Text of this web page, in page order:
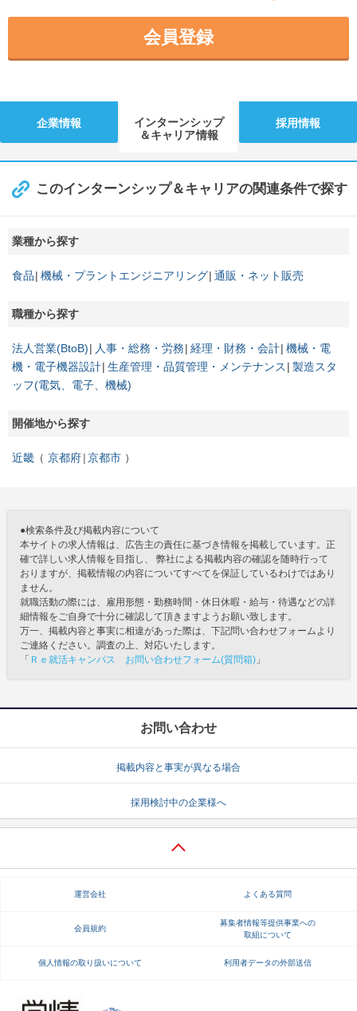
会員登録
企業情報
インターンシップ
＆キャリア情報
採用情報
このインターンシップ＆キャリアの関連条件で探す
業種から探す
食品 機械・プラントエンジニアリング 通販・ネット販売
職種から探す
法人営業(BtoB) 人事・総務・労務 経理・財務・会計 機械・電
機・電子機器設計 生産管理・品質管理・メンテナンス
製造スタ
ッフ(電気、電子、機械)
開催地から探す
近畿 京都府 京都市
●検索条件及び掲載内容について
本サイトの求人情報は、広告主の責任に基づき情報を掲載しています。正
確で詳しい求人情報を目指し、 弊社による掲載内容の確認を随時行って
おりますが、掲載情報の内容についてすべてを保証しているわけではあり
ません。
就職活動の際には、雇用形態・勤務時間・休日休暇・給与・待遇などの詳
細情報をご自身で十分に確認して頂きますようお願い致します。
万一、掲載内容と事実に相違があった際は、下記問い合わせフォームより
ご連絡ください。調査の上、対応いたします。
「 Ｒｅ就活キャンパス お問い合わせフォーム(質問箱) 」
お問い合わせ
掲載内容と事実が異なる場合
採用検討中の企業様へ
運営会社 よくある質問
会員規約
募集者情報等提供事業への
取組について
個人情報の取り扱いについて 利用者データの外部送信